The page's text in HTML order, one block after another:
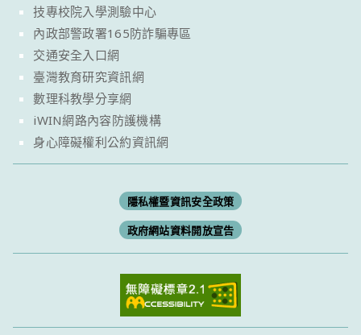
技專校院入學測驗中心
內政部警政署165防詐騙專區
交通安全入口網
臺灣教育研究資訊網
數理科教學分享網
iWIN網路內容防護機構
身心障礙權利公約資訊網
隱私權暨資訊安全政策
政府網站資料開放宣告